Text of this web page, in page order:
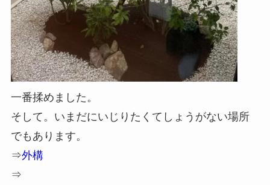
一番揉めました。
そして。いまだにいじりたくてしょうがない場所
でもあります。
⇒外構
⇒